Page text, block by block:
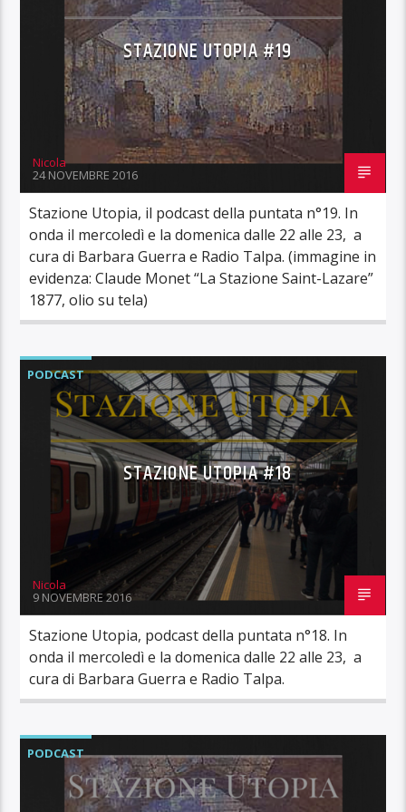
STAZIONE UTOPIA #19
Nicola
24 NOVEMBRE 2016
Stazione Utopia, il podcast della puntata n°19. In
onda il mercoledì e la domenica dalle 22 alle 23, a
cura di Barbara Guerra e Radio Talpa. (immagine in
evidenza: Claude Monet “La Stazione Saint-Lazare”
1877, olio su tela)
PODCAST
STAZIONE UTOPIA #18
Nicola
9 NOVEMBRE 2016
Stazione Utopia, podcast della puntata n°18. In
onda il mercoledì e la domenica dalle 22 alle 23, a
cura di Barbara Guerra e Radio Talpa.
PODCAST